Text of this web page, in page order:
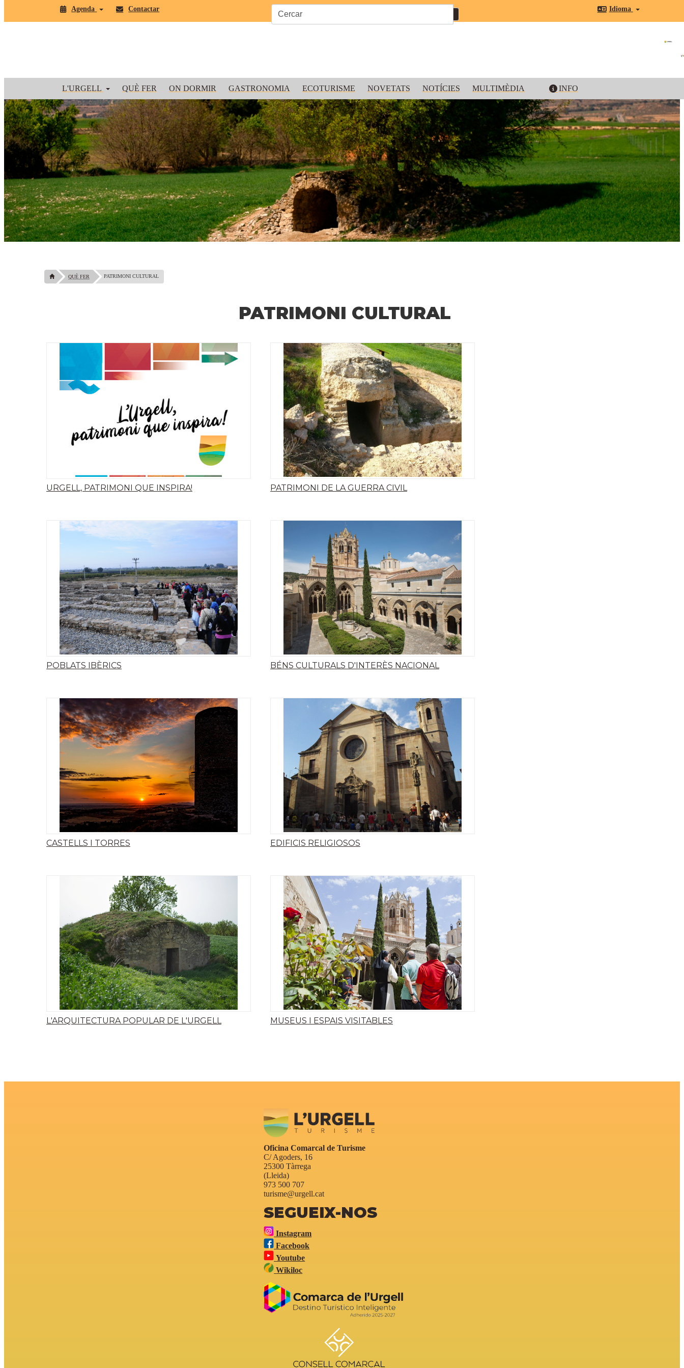
Agenda Contactar Idioma
L'URGELL QUÈ FER ON DORMIR GASTRONOMIA ECOTURISME NOVETATS NOTÍCIES MULTIMÈDIA INFO
QUÈ FER PATRIMONI CULTURAL
PATRIMONI CULTURAL
URGELL, PATRIMONI QUE INSPIRA! PATRIMONI DE LA GUERRA CIVIL
POBLATS IBÈRICS BÉNS CULTURALS D'INTERÈS NACIONAL
CASTELLS I TORRES EDIFICIS RELIGIOSOS
L'ARQUITECTURA POPULAR DE L'URGELL MUSEUS I ESPAIS VISITABLES
Oficina Comarcal de Turisme
C/ Agoders, 16
25300 Tàrrega
(Lleida)
973 500 707
turisme@urgell.cat
SEGUEIX-NOS
Instagram
Facebook
Youtube
Wikiloc